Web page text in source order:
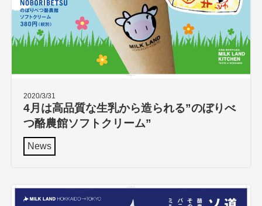
2020/3/31
4月は高品質な生乳から造られる”のぼりべ
つ酪農館ソフトクリーム”
News